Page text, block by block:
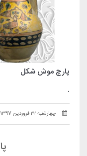
پارچ موش شکل
.
چهارشنبه 22 فروردین 1397